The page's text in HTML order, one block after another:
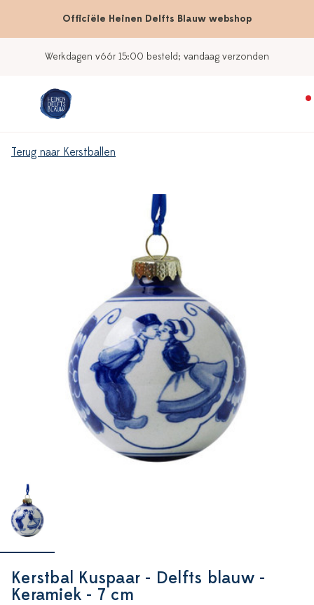
Officiële Heinen Delfts Blauw webshop
Werkdagen vóór 15:00 besteld; vandaag verzonden
Terug naar Kerstballen
Kerstbal Kuspaar - Delfts blauw -
Keramiek - 7 cm